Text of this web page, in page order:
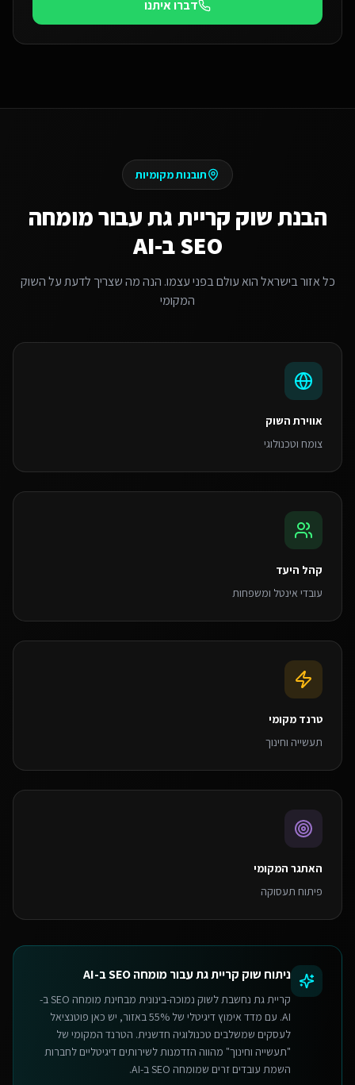
דברו איתנו
תובנות מקומיות
הבנת שוק קריית גתעבורמומחה
SEO ב-AI
כל אזור בישראל הוא עולם בפני עצמו. הנה מה שצריך לדעת על השוק
המקומי
אווירת השוק
צומח וטכנולוגי
קהל היעד
עובדי אינטל ומשפחות
טרנד מקומי
תעשייה וחינוך
האתגר המקומי
פיתוח תעסוקה
ניתוח שוק קריית גתעבורמומחה SEO ב-AI
קריית גת נחשבת לשוק נמוכה-בינונית מבחינת מומחה SEO ב-
AI. עם מדד אימוץ דיגיטלי של 55% באזור, יש כאן פוטנציאל
לעסקים שמשלבים טכנולוגיה חדשנית. הטרנד המקומי של
"תעשייה וחינוך" מהווה הזדמנות לשירותים דיגיטליים לחברות
השמת עובדים זרים שמומחה SEO ב-AI.